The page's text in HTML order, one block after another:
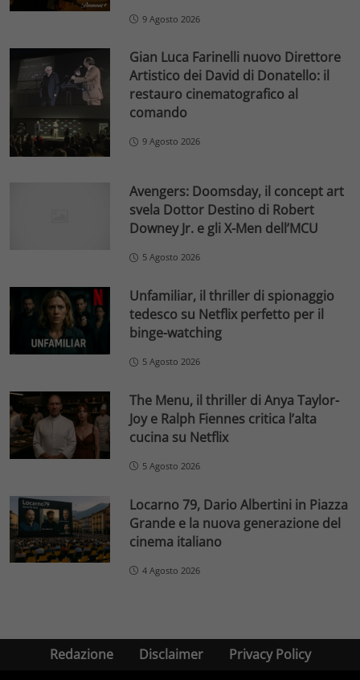
9 Agosto 2026
Gian Luca Farinelli nuovo Direttore
Artistico dei David di Donatello: il
restauro cinematografico al
comando
9 Agosto 2026
Avengers: Doomsday, il concept art
svela Dottor Destino di Robert
Downey Jr. e gli X-Men dell’MCU
5 Agosto 2026
Unfamiliar, il thriller di spionaggio
tedesco su Netflix perfetto per il
binge-watching
5 Agosto 2026
The Menu, il thriller di Anya Taylor-
Joy e Ralph Fiennes critica l’alta
cucina su Netflix
5 Agosto 2026
Locarno 79, Dario Albertini in Piazza
Grande e la nuova generazione del
cinema italiano
4 Agosto 2026
Redazione Disclaimer Privacy Policy